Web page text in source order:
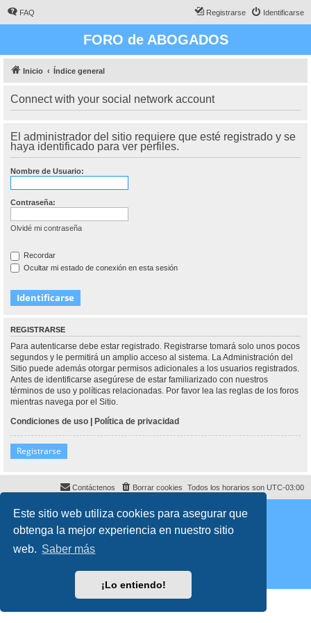
Este sitio web utiliza cookies para asegurar que
obtenga la mejor experiencia en nuestro sitio
web. Saber más
¡Lo entiendo!
FAQ Identificarse
Registrarse
FORO de ABOGADOS
Inicio Índice general
Connect with your social network account
El administrador del sitio requiere que esté registrado y se
haya identificado para ver perfiles.
Nombre de Usuario:
Contraseña:
Olvidé mi contraseña
Recordar
Ocultar mi estado de conexión en esta sesión
REGISTRARSE
Para autenticarse debe estar registrado. Registrarse tomará solo unos pocos
segundos y le permitirá un amplio acceso al sistema. La Administración del
Sitio puede además otorgar permisos adicionales a los usuarios registrados.
Antes de identificarse asegúrese de estar familiarizado con nuestros
términos de uso y políticas relacionadas. Por favor lea las reglas de los foros
mientras navega por el Sitio.
Condiciones de uso | Política de privacidad
Registrarse
Todos los horarios son UTC-03:00
Borrar cookies
Contáctenos
Desarrollado porphpBB ® Forum Software © phpBB Limited
Director:Dr. Sztarkman- Diseñado por ©Abogados Argentinos2023